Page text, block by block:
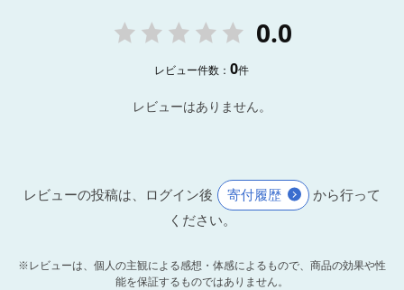
0.0
レビュー件数：0件
レビューはありません。
レビューの投稿は、ログイン後 寄付履歴
から行って
ください。
※レビューは、個人の主観による感想・体感によるもので、商品の効果や性
能を保証するものではありません。